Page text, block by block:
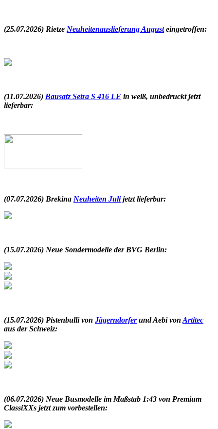
(25.07.2026) Rietze Neuheitenauslieferung Augusteingetroffen:
(11.07.2026) Bausatz Setra S 416 LE in weiß, unbedrucktjetzt
lieferbar:
(07.07.2026) Brekina Neuheiten Juli jetzt lieferbar:
(15.07.2026) Neue Sondermodelle der BVG Berlin:
(15.07.2026) Pistenbulli von Jägerndorferund Aebi von Artitec
aus der Schweiz:
(06.07.2026) Neue Busmodelle im Maßstab 1:43 von Premium
ClassiXXs jetzt zum vorbestellen: